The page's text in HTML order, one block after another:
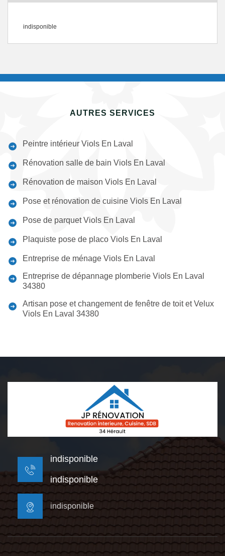
indisponible
AUTRES SERVICES
Peintre intérieur Viols En Laval
Rénovation salle de bain Viols En Laval
Rénovation de maison Viols En Laval
Pose et rénovation de cuisine Viols En Laval
Pose de parquet Viols En Laval
Plaquiste pose de placo Viols En Laval
Entreprise de ménage Viols En Laval
Entreprise de dépannage plomberie Viols En Laval
34380
Artisan pose et changement de fenêtre de toit et Velux
Viols En Laval 34380
indisponible
indisponible
indisponible